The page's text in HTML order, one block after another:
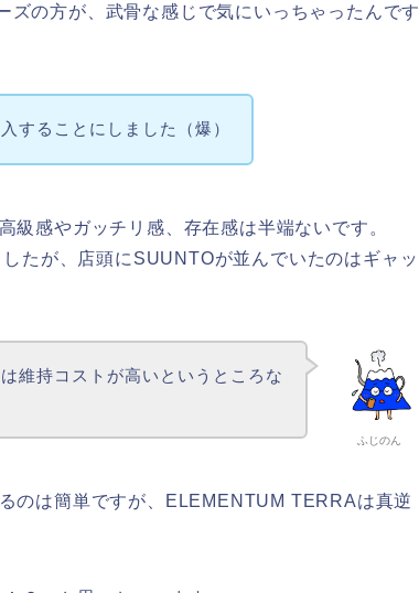
の方が、武骨な感じで気にいっちゃったんです
することにしました（爆）
感やガッチリ感、存在感は半端ないです。
たが、店頭にSUUNTOが並んでいたのはギャッ
ふじのん
維持コストが高いというところな
のは簡単ですが、ELEMENTUM TERRAは真逆